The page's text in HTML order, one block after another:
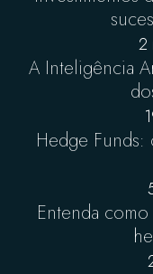
2
A Inteligência
Hedge
Entenda